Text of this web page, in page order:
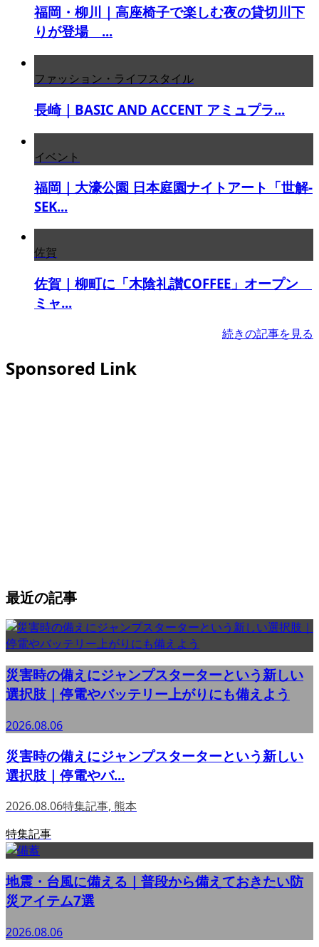
福岡・柳川｜高座椅子で楽しむ夜の貸切川下
りが登場 ...
ファッション・ライフスタイル
長崎｜BASIC AND ACCENT アミュプラ...
イベント
福岡｜大濠公園 日本庭園ナイトアート「世解-
SEK...
佐賀
佐賀｜柳町に「木陰礼讃COFFEE」オープン
ミャ...
続きの記事を見る
Sponsored Link
最近の記事
災害時の備えにジャンプスターターという新しい
選択肢｜停電やバッテリー上がりにも備えよう
2026.08.06
災害時の備えにジャンプスターターという新しい
選択肢｜停電やバ...
2026.08.06特集記事, 熊本
特集記事
地震・台風に備える｜普段から備えておきたい防
災アイテム7選
2026.08.06